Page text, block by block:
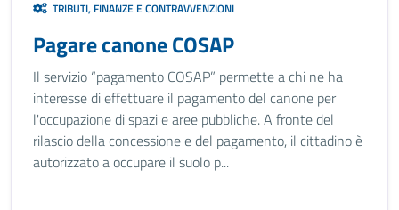
TRIBUTI, FINANZE E CONTRAVVENZIONI
Pagare canone COSAP
Il servizio “pagamento COSAP” permette a chi ne ha
interesse di effettuare il pagamento del canone per
l'occupazione di spazi e aree pubbliche. A fronte del
rilascio della concessione e del pagamento, il cittadino è
autorizzato a occupare il suolo p...